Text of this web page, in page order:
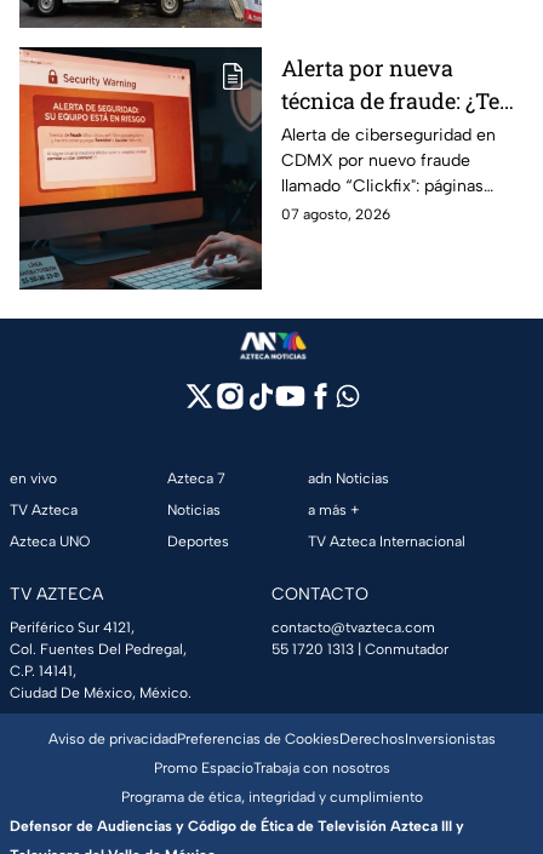
Alerta por nueva
técnica de fraude: ¿Te
piden copiar códigos
extraños en la PC?
Cuidado, podrías ser
víctima del peligroso
Alerta de ciberseguridad en
CDMX por nuevo fraude
llamado “Clickfix": páginas
falsas que engañan para
07 agosto, 2026
en vivo
TV Azteca
Azteca UNO
Azteca 7
Noticias
Deportes
adn Noticias
a más +
TV Azteca Internacional
TV AZTECA
Periférico Sur 4121,
Col. Fuentes Del Pedregal,
C.P. 14141,
Ciudad De México, México.
CONTACTO
contacto@tvazteca.com
55 1720 1313 | Conmutador
Aviso de privacidadPreferencias de CookiesDerechosInversionistas
Promo EspacioTrabaja con nosotros
Programa de ética, integridad y cumplimiento
Defensor de Audiencias y Código de Ética de Televisión Azteca III y